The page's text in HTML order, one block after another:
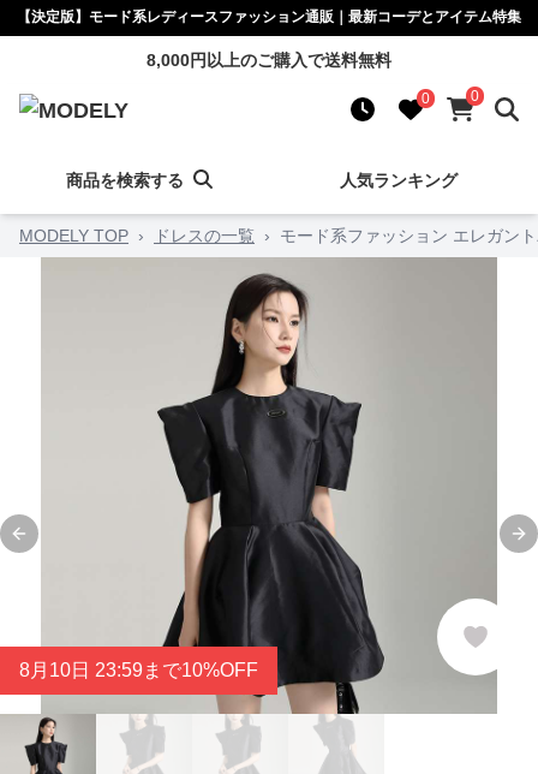
【決定版】モード系レディースファッション通販｜最新コーデとアイテム特集
8,000円以上のご購入で送料無料
0 0
商品を検索する 人気ランキング
MODELY TOP › ドレスの一覧 › モード系ファッション エレガン
Previous slide
8月 10日 23:59まで10%OFF